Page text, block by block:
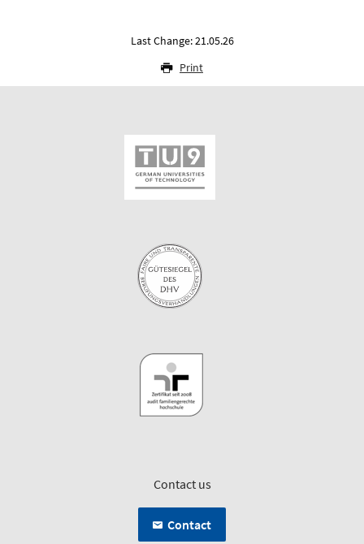
Last Change: 21.05.26
Print
Contact us
Contact